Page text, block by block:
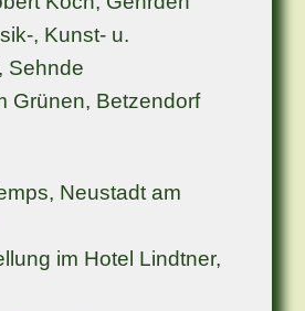
, Kunst- u.
Sehnde
Grünen, Betzendorf
Neustadt am
im Hotel Lindtner,